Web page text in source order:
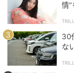
情
30
な